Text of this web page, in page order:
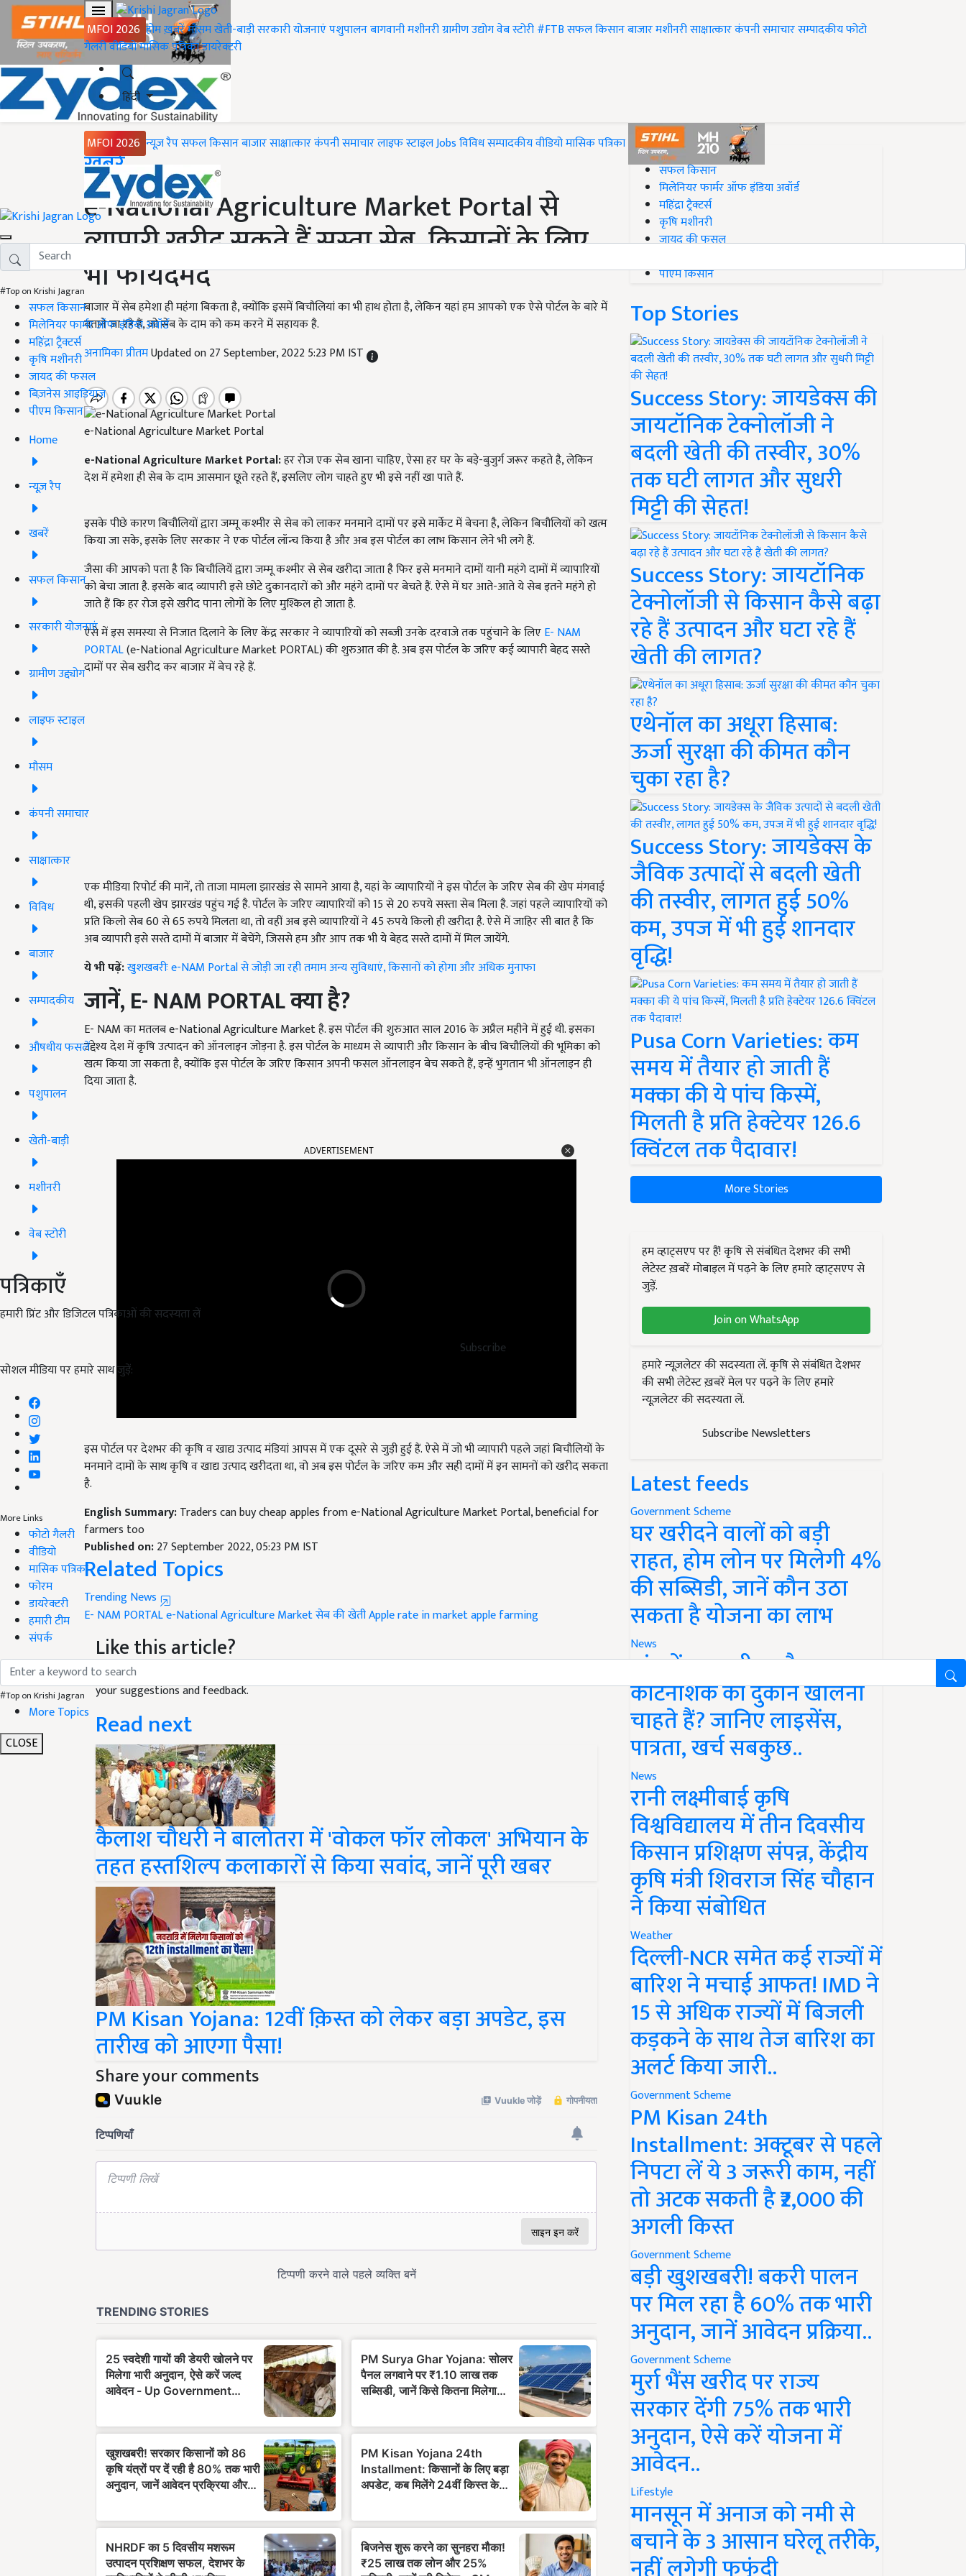
MFOI 2026 होमख़बरेंमौसमखेती-बाड़ीसरकारी योजनाएंपशुपालनबागवानीमशीनरीग्रामीण उद्योगवेब स्टोरी#FTBसफल किसानबाजारमशीनरीसाक्षात्कारकंपनी समाचारसम्पादकीयफोटो
गैलरीवीडियोमासिक पत्रिकाडायरेक्टरी
हिंदी
MFOI 2026 न्यूज़ रैपसफल किसानबाजारसाक्षात्कारकंपनी समाचारलाइफ स्टाइलJobsविविधसम्पादकीयवीडियोमासिक पत्रिका
#Top on Krishi Jagran
सफल किसान
मिलेनियर फार्मर ऑफ इंडिया अवॉर्ड
महिंद्रा ट्रैक्टर्स
कृषि मशीनरी
जायद की फसल
बिज़नेस आइडियाज
पीएम किसान
Home
न्यूज़ रैप
खबरें
सफल किसान
सरकारी योजनाएं
ग्रामीण उद्द्योग
लाइफ स्टाइल
मौसम
कंपनी समाचार
साक्षात्कार
विविध
बाजार
सम्पादकीय
औषधीय फसलें
पशुपालन
खेती-बाड़ी
मशीनरी
वेब स्टोरी
पत्रिकाएँ
हमारी प्रिंट और डिजिटल पत्रिकाओं की सदस्यता लें
Subscribe
सोशल मीडिया पर हमारे साथ जुड़ें:
More Links
फोटो गैलरी
वीडियो
मासिक पत्रिका
फोरम
डायरेक्टरी
हमारी टीम
संपर्क
#Top on Krishi Jagran
More Topics
CLOSE
Home
ख़बरें
e-National Agriculture Market Portal से
व्यापारी खरीद सकते हैं सस्ता सेब, किसानों के लिए
भी फायदेमंद
बाजार में सेब हमेशा ही महंगा बिकता है, क्योंकि इसमें बिचौलियां का भी हाथ होता है, लेकिन यहां हम आपको एक ऐसे पोर्टल के बारे में
बताने जा रहे हैं, जो सेब के दाम को कम करने में सहायक है.
अनामिका प्रीतमUpdated on 27 September, 2022 5:23 PM IST
e-National Agriculture Market Portal
e-National Agriculture MarketPortal:हर रोज एक सेब खाना चाहिए, ऐसा हर घर के बड़े-बुजुर्ग जरूर कहते है, लेकिन
देश में हमेशा ही सेब के दाम आसमान छूते रहते हैं, इसलिए लोग चाहते हुए भी इसे नहीं खा पाते हैं.
इसके पीछे कारण बिचौलियों द्वारा जम्मू कश्मीर से सेब को लाकर मनमाने दामों पर इसे मार्केट में बेचना है, लेकिन बिचौलियों को खत्म
किया जा सके, इसके लिए सरकार ने एक पोर्टल लॉन्च किया है और अब इस पोर्टल का लाभ किसान लेने भी लगे हैं.
जैसा की आपको पता है कि बिचौलियें द्वारा जम्मू कश्मीर से सेब खरीदा जाता है फिर इसे मनमाने दामों यानी महंगे दामों में व्यापारियों
को बेचा जाता है. इसके बाद व्यापारी इसे छोटे दुकानदारों को और महंगे दामों पर बेचते हैं. ऐसे में घर आते-आते ये सेब इतने महंगे हो
जाते हैं कि हर रोज इसे खरीद पाना लोगों के लिए मुश्किल हो जाता है.
ऐसे में इस समस्या से निजात दिलाने के लिए केंद्र सरकार ने व्यापारियों को सब्जी उनके दरवाजे तक पहुंचाने के लिएE- NAM
PORTAL(e-National Agriculture Market PORTAL) की शुरुआत की है. अब इस पोर्टल के जरिए कई व्यापारी बेहद सस्ते
दामों पर सेब खरीद कर बाजार में बेच रहे हैं.
एक मीडिया रिपोर्ट की मानें, तो ताजा मामला झारखंड से सामने आया है, यहां के व्यापारियों ने इस पोर्टल के जरिए सेब की खेप मंगवाई
थी, इसकी पहली खेप झारखंड पहुंच गई है. पोर्टल के जरिए व्यापारियों को 15 से 20 रुपये सस्ता सेब मिला है. जहां पहले व्यापारियों को
प्रति किलो सेब 60 से 65 रुपये मिलता था, तो वहीं अब इसे व्यापारियों ने 45 रुपये किलो ही खरीदा है. ऐसे में जाहिर सी बात है कि
अब व्यापारी इसे सस्ते दामों में बाजार में बेचेंगे, जिससे हम और आप तक भी ये बेहद सस्ते दामों में मिल जायेंगे.
ये भी पढ़ें:खुशखबरीः e-NAM Portal से जोड़ी जा रही तमाम अन्य सुविधाएं, किसानों को होगा और अधिक मुनाफा
जानें,E- NAM PORTALक्या है?
E- NAM का मतलब e-National Agriculture Market है. इस पोर्टल की शुरुआत साल 2016 के अप्रैल महीने में हुई थी. इसका
उद्देश्य देश में कृषि उत्पादन को ऑनलाइन जोड़ना है. इस पोर्टल के माध्यम से व्यापारी और किसान के बीच बिचौलियों की भूमिका को
खत्म किया जा सकता है, क्योंकि इस पोर्टल के जरिए किसान अपनी फसल ऑनलाइन बेच सकते हैं, इन्हें भुगतान भी ऑनलाइन ही
दिया जाता है.
मनमाने दामों के साथ कृषि व खाद्य उत्पाद खरीदता था, वो अब इस पोर्टल के जरिए कम और सही दामों में इन सामनों को खरीद सकता
है.
farmers too
Published on:
Related Topics
Trending News
E- NAM PORTALe-National Agriculture Market
Like this article?
Hey! I amअनामिका प्रीतम. Did you liked this article and have suggestions to improve this article?Mailme
your suggestions and feedback.
Read next
कैलाश चौधरी ने बालोतरा में 'वोकल फॉर लोकल' अभियान के
तहत हस्तशिल्प कलाकारों से किया सवांद, जानें पूरी खबर
PM Kisan Yojana: 12वीं क़िस्त को लेकर बड़ा अपडेट, इस
तारीख को आएगा पैसा!
Share your comments
#Top on Krishi Jagran
सफल किसान
मिलेनियर फार्मर ऑफ इंडिया अवॉर्ड
महिंद्रा ट्रैक्टर्स
कृषि मशीनरी
जायद की फसल
पीएम किसान
Top Stories
Success Story: जायडेक्स की
जायटॉनिक टेक्नोलॉजी ने
बदली खेती की तस्वीर, 30%
तक घटी लागत और सुधरी
मिट्टी की सेहत!
Success Story: जायटॉनिक
टेक्नोलॉजी से किसान कैसे बढ़ा
रहे हैं उत्पादन और घटा रहे हैं
खेती की लागत?
एथेनॉल का अधूरा हिसाब:
ऊर्जा सुरक्षा की कीमत कौन
चुका रहा है?
Success Story: जायडेक्स के
जैविक उत्पादों से बदली खेती
की तस्वीर, लागत हुई 50%
कम, उपज में भी हुई शानदार
वृद्धि!
Pusa Corn Varieties: कम
समय में तैयार हो जाती हैं
मक्का की ये पांच किस्में,
मिलती है प्रति हेक्टेयर 126.6
क्विंटल तक पैदावार!
More Stories
हम व्हाट्सएप पर हैं! कृषि से संबंधित देशभर की सभी
लेटेस्ट ख़बरें मोबाइल में पढ़ने के लिए हमारे व्हाट्सएप से
जुड़ें.
Join on WhatsApp
हमारे न्यूज़लेटर की सदस्यता लें. कृषि से संबंधित देशभर
की सभी लेटेस्ट ख़बरें मेल पर पढ़ने के लिए हमारे
न्यूज़लेटर की सदस्यता लें.
Subscribe Newsletters
Latest feeds
Government Scheme
घर खरीदने वालों को बड़ी
राहत, होम लोन पर मिलेगी 4%
की सब्सिडी, जानें कौन उठा
सकता है योजना का लाभ
News
गांव में खाद, बीज और
कीटनाशक की दुकान खोलना
चाहते हैं? जानिए लाइसेंस,
पात्रता, खर्च सबकुछ..
News
रानी लक्ष्मीबाई कृषि
विश्वविद्यालय में तीन दिवसीय
किसान प्रशिक्षण संपन्न, केंद्रीय
कृषि मंत्री शिवराज सिंह चौहान
ने किया संबोधित
Weather
दिल्ली-NCR समेत कई राज्यों में
बारिश ने मचाई आफत! IMD ने
15 से अधिक राज्यों में बिजली
कड़कने के साथ तेज बारिश का
अलर्ट किया जारी..
Government Scheme
PM Kisan 24th
Installment: अक्टूबर से पहले
निपटा लें ये 3 जरूरी काम, नहीं
तो अटक सकती है ₹2,000 की
अगली किस्त
Government Scheme
बड़ी खुशखबरी! बकरी पालन
पर मिल रहा है 60% तक भारी
अनुदान, जानें आवेदन प्रक्रिया..
Government Scheme
मुर्रा भैंस खरीद पर राज्य
सरकार देंगी 75% तक भारी
अनुदान, ऐसे करें योजना में
आवेदन..
Lifestyle
मानसून में अनाज को नमी से
बचाने के 3 आसान घरेलू तरीके,